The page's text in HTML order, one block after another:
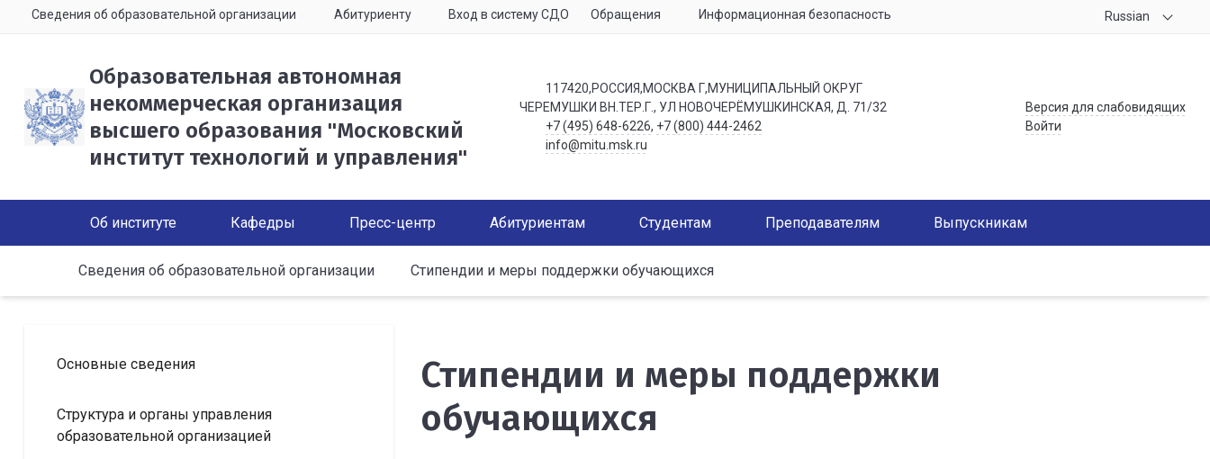
Сведения об образовательной организации Абитуриенту Вход в систему СДО Обращения Информационная безопасность Russian
Образовательная автономная
некоммерческая организация
высшего образования "Московский
институт технологий и управления"
117420,РОССИЯ,МОСКВА Г,МУНИЦИПАЛЬНЫЙ ОКРУГ
ЧЕРЕМУШКИ ВН.ТЕР.Г., УЛ НОВОЧЕРЁМУШКИНСКАЯ, Д. 71/32
+7 (495) 648-6226, +7 (800) 444-2462
info@mitu.msk.ru
Версия для слабовидящих
Войти
Об институте Кафедры Пресс-центр Абитуриентам Студентам Преподавателям Выпускникам
Сведения об образовательной организации Стипендии и меры поддержки обучающихся
Основные сведения
Структура и органы управления
образовательной организацией
Стипендии и меры поддержки
обучающихся